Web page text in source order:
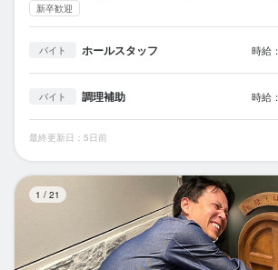
新卒歓迎
バイト ホールスタッフ 時給：
バイト 調理補助 時給：
最終更新日：5日前
1 / 21